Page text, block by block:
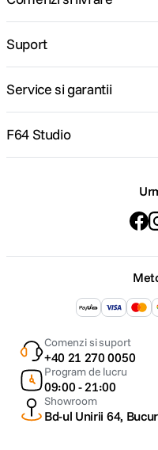
Suport
Service si garantii
F64 Studio
Comenzi si suport
+40 21 270 0050
Program de lucru
09:00 - 21:00
Showroom
Bd-ul Unirii 64,